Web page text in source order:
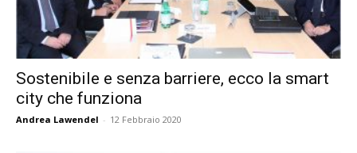
Sostenibile e senza barriere, ecco la smart
city che funziona
Andrea Lawendel - 12 Febbraio 2020